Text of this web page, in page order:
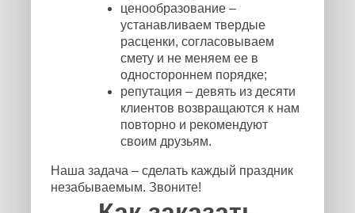
ценообразование –
устанавливаем твердые
расценки, согласовываем
смету и не меняем ее в
одностороннем порядке;
репутация – девять из десяти
клиентов возвращаются к нам
повторно и рекомендуют
своим друзьям.
Наша задача – сделать каждый праздник
незабываемым. Звоните!